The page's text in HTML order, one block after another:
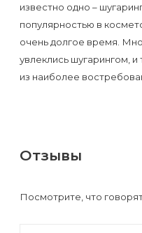
известно одно –
популярностью в
очень долгое время.
увлеклись шугарингом, и
из наиболее
Отзывы
Посмотрите, что